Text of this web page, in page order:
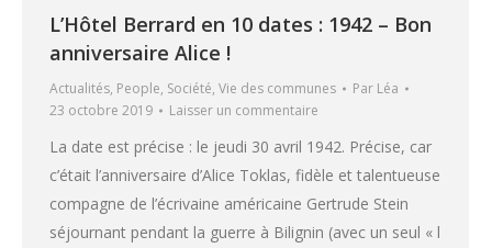
L’Hôtel Berrard en 10 dates : 1942 – Bon
anniversaire Alice !
Actualités, People, Société, Vie des communes Par Léa
23 octobre 2019
Laisser un commentaire
La date est précise : le jeudi 30 avril 1942. Précise, car
c’était l’anniversaire d’Alice Toklas, fidèle et talentueuse
compagne de l’écrivaine américaine Gertrude Stein
séjournant pendant la guerre à Bilignin (avec un seul « l